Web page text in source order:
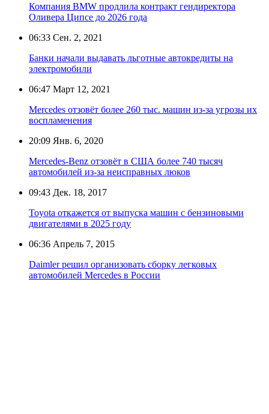
Компания BMW продлила контракт гендиректора
Оливера Ципсе до 2026 года
06:33 Сен. 2, 2021
Банки начали выдавать льготные автокредиты на
электромобили
06:47 Март 12, 2021
Mercedes отзовёт более 260 тыс. машин из-за угрозы их
воспламенения
20:09 Янв. 6, 2020
Mercedes-Benz отзовёт в США более 740 тысяч
автомобилей из-за неисправных люков
09:43 Дек. 18, 2017
Toyota откажется от выпуска машин с бензиновыми
двигателями в 2025 году
06:36 Апрель 7, 2015
Daimler решил организовать сборку легковых
автомобилей Mercedes в России